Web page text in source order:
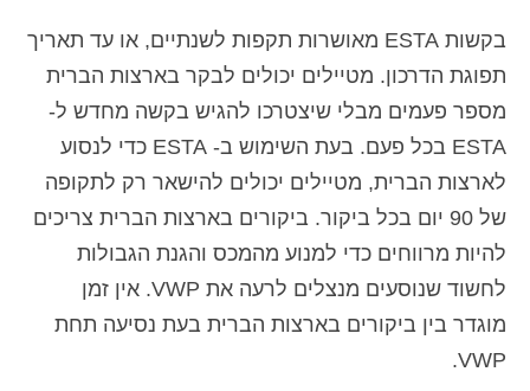
בקשות ESTA מאושרות תקפות לשנתיים, או עד תאריך
תפוגת הדרכון. מטיילים יכולים לבקר בארצות הברית
מספר פעמים מבלי שיצטרכו להגיש בקשה מחדש ל-
ESTA בכל פעם. בעת השימוש ב- ESTA כדי לנסוע
לארצות הברית, מטיילים יכולים להישאר רק לתקופה
של 90 יום בכל ביקור. ביקורים בארצות הברית צריכים
להיות מרווחים כדי למנוע מהמכס והגנת הגבולות
לחשוד שנוסעים מנצלים לרעה את VWP. אין זמן
מוגדר בין ביקורים בארצות הברית בעת נסיעה תחת
VWP.